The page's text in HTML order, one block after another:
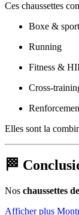
Ces chaussettes
Boxe &
Running
Fitness &
Cross-
Elles sont la
🏁
Nos chaussettes
Afficher plus